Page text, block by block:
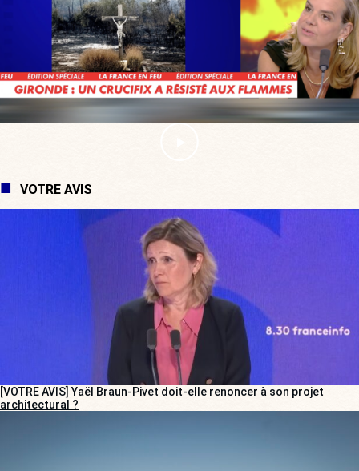
VOTRE AVIS
[VOTRE AVIS] Yaël Braun-Pivet doit-elle renoncer à son projet
architectural ?